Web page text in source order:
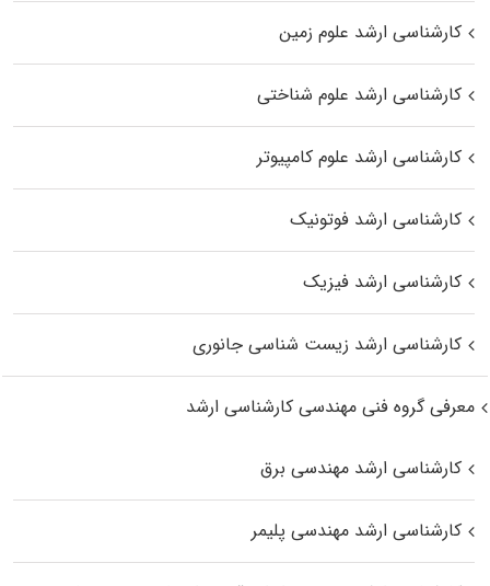
کارشناسی ارشد علوم زمین
کارشناسی ارشد علوم شناختی
کارشناسی ارشد علوم کامپیوتر
کارشناسی ارشد فوتونیک
کارشناسی ارشد فیزیک
کارشناسی ارشد زیست‌ شناسی جانوری
معرفی گروه فنی مهندسی کارشناسی ارشد
کارشناسی ارشد مهندسی برق
کارشناسی ارشد مهندسی پلیمر